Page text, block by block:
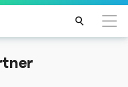
per i clienti interessati
contenuti di CrowdStrike
Session Lineup
is here, and it’s the best yet.